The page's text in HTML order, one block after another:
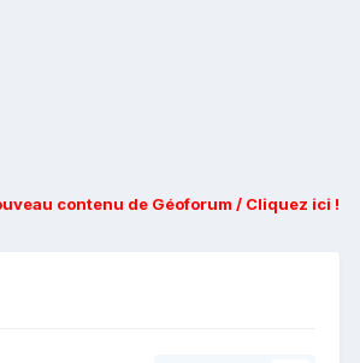
contenu de Géoforum / Cliquez ici !